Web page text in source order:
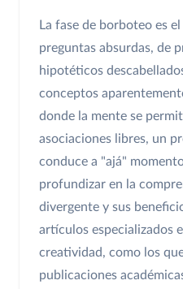
La fase de borboteo es
preguntas absurdas, de
hipotéticos
conceptos
donde la mente se
asociaciones libres, un
conduce a "ajá"
profundizar en la
divergente y sus
artículos especializados
creatividad, como los
publicaciones